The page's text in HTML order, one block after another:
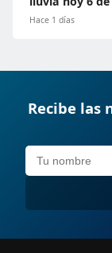
Hace 1 días
Recibe las